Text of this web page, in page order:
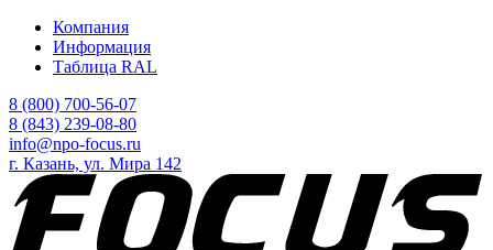
Перейти
основному
Компания
Информация
Таблица RAL
8 (800) 700-56-07
8 (843) 239-08-80
info@npo-focus.ru
г. Казань, ул. Мира 142